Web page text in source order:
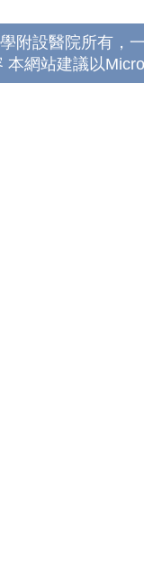
附設醫院所有，
本網站建議以